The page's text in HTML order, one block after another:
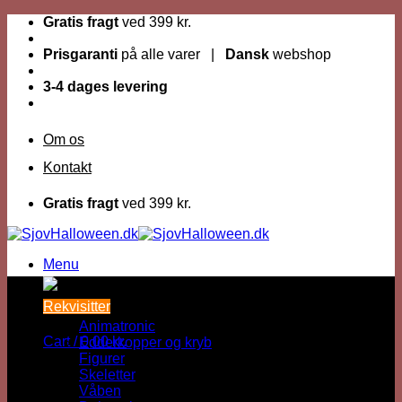
Fortsæt
indhold
Gratis fragt ved 399 kr.
Prisgaranti på alle varer | Dansk webshop
3-4 dages levering
Om os
Kontakt
Gratis fragt ved 399 kr.
Menu
Dage til Halloween :
Cart /0,00kr.
Rekvisitter
Animatronic
Edderkopper og kryb
Figurer
Skeletter
Våben